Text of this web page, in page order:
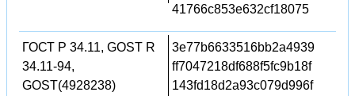
41766c853e632cf18075
ГОСТ Р 34.11, GOST R
34.11-94,
GOST(4928238)
3e77b6633516bb2a4939
ff7047218df688f5fc9b18f
143fd18d2a93c079d996f